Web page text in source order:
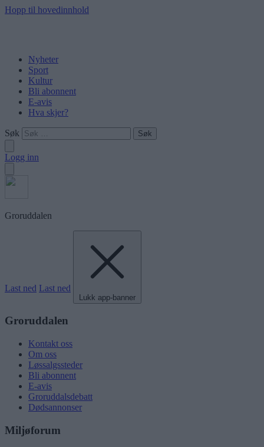
Hopp til hovedinnhold
Nyheter
Sport
Kultur
Bli abonnent
E-avis
Hva skjer?
Søk
Logg inn
Groruddalen
Last ned Last ned
Lukk app-banner
Groruddalen
Kontakt oss
Om oss
Løssalgssteder
Bli abonnent
E-avis
Groruddalsdebatt
Dødsannonser
Miljøforum